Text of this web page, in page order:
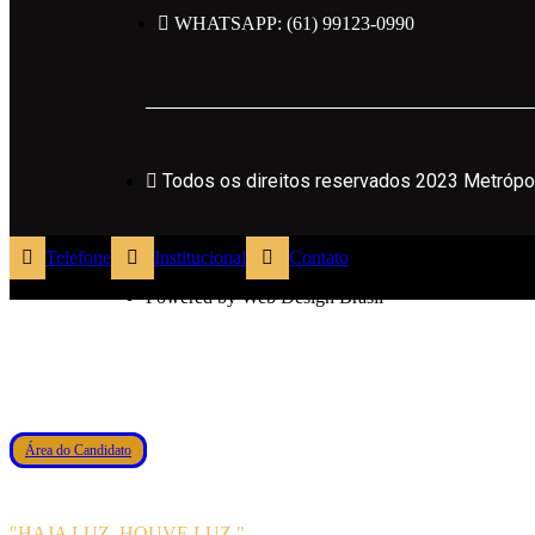
Powered by Web Design Brasil
Área do Candidato
WHATSAPP: (61) 99123-0990
Todos os direitos reservados 2023
Telefone Institucional Contato